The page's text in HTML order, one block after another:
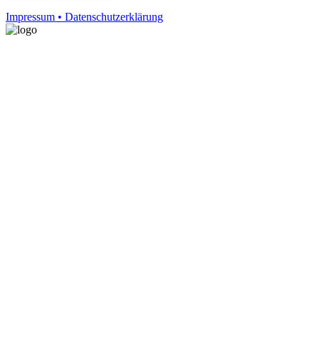
Impressum • Datenschutzerklärung